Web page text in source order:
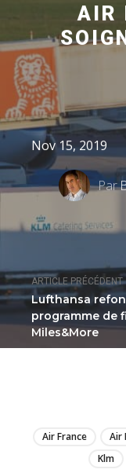
ARTICLE PRÉCÉDENT
Lufthansa
programme de
Miles&More
AIR
Nov 15, 2019
Par
Air France Air
Klm